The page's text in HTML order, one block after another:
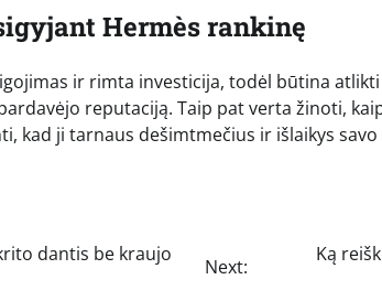
Hermès rankinę
ir rimta investicija, todėl būtina
reputaciją. Taip pat verta žinoti,
kad ji tarnaus dešimtmečius ir išlaikys savo
dantis be kraujo
Next:
Ką